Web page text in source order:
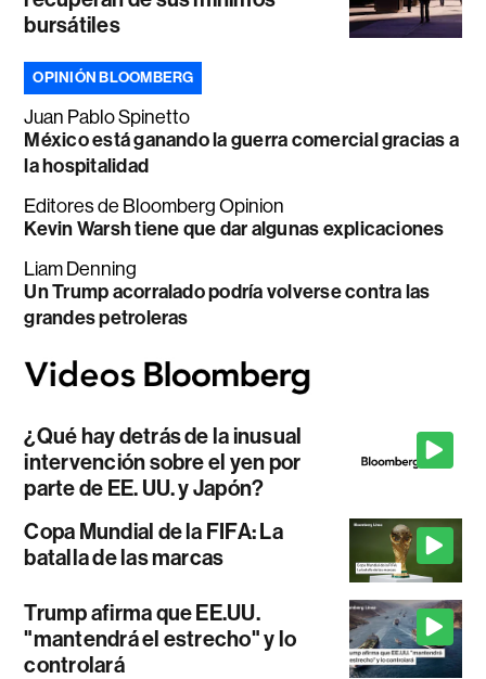
bursátiles
OPINIÓN BLOOMBERG
Juan Pablo Spinetto
México está ganando la guerra comercial gracias a
la hospitalidad
Editores de Bloomberg Opinion
Kevin Warsh tiene que dar algunas explicaciones
Liam Denning
Un Trump acorralado podría volverse contra las
grandes petroleras
¿Qué hay detrás de la inusual
intervención sobre el yen por
parte de EE. UU. y Japón?
Copa Mundial de la FIFA: La
batalla de las marcas
Trump afirma que EE.UU.
"mantendrá el estrecho" y lo
controlará